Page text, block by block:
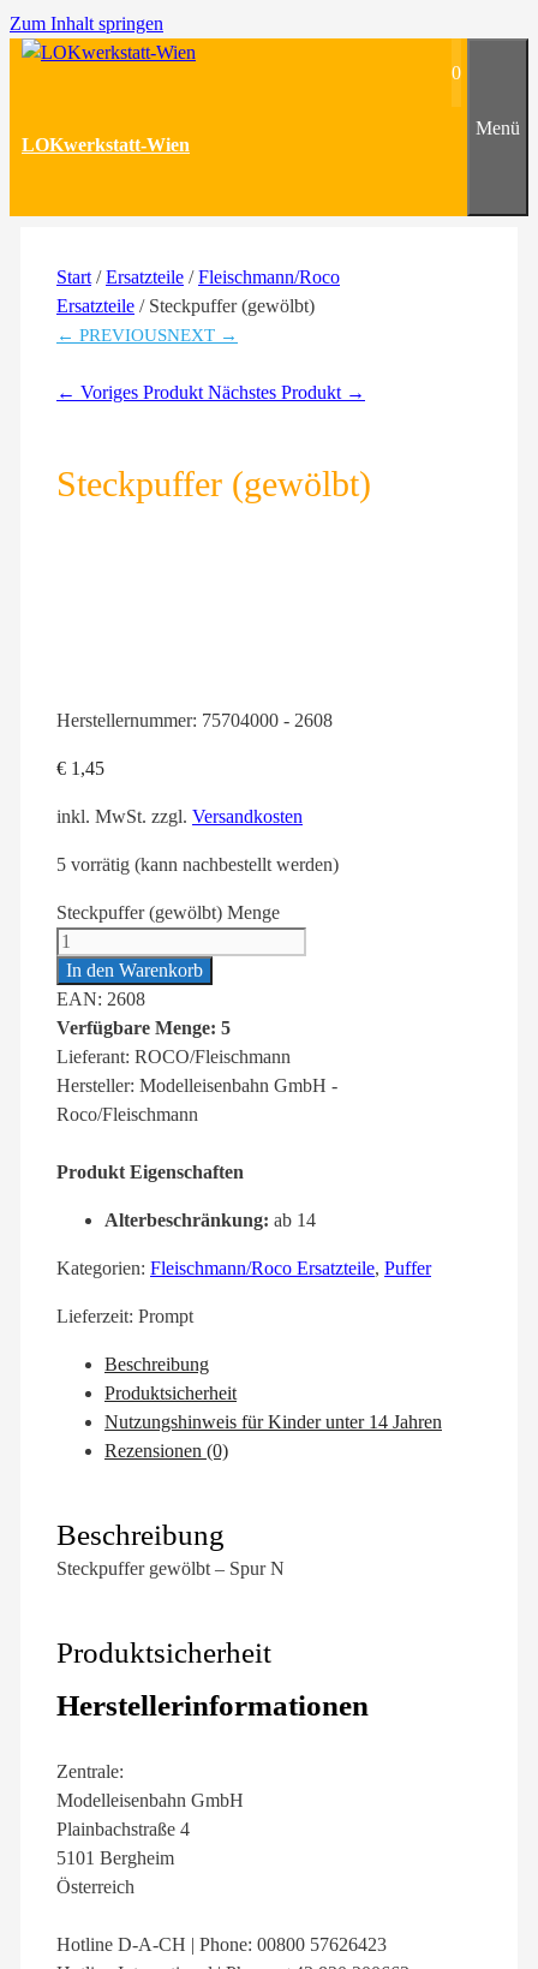
Zum Inhalt springen
LOKwerkstatt-Wien
0
Menü
Start /Ersatzteile /Fleischmann/Roco
Ersatzteile / Steckpuffer (gewölbt)
← PREVIOUSNEXT →
← Voriges Produkt Nächstes Produkt →
Steckpuffer (gewölbt)
Herstellernummer: 75704000 - 2608
€ 1,45
inkl. MwSt. zzgl. Versandkosten
5 vorrätig (kann nachbestellt werden)
Steckpuffer (gewölbt) Menge
In den Warenkorb
EAN: 2608
Verfügbare Menge: 5
Lieferant: ROCO/Fleischmann
Hersteller: Modelleisenbahn GmbH -
Roco/Fleischmann
Produkt Eigenschaften
Alterbeschränkung: ab 14
Kategorien: Fleischmann/Roco Ersatzteile, Puffer
Lieferzeit: Prompt
Beschreibung
Produktsicherheit
Nutzungshinweis für Kinder unter 14 Jahren
Rezensionen (0)
Beschreibung
Steckpuffer gewölbt – Spur N
Produktsicherheit
Herstellerinformationen
Zentrale:
Modelleisenbahn GmbH
Plainbachstraße 4
5101 Bergheim
Österreich
Hotline D-A-CH | Phone: 00800 57626423